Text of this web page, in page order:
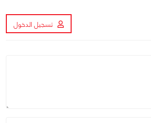
تسجيل الدخول